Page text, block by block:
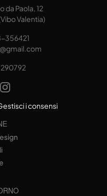
da Paola, 12
Valentia)
356421
i consensi